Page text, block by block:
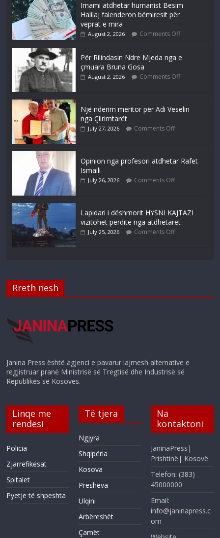
Imami atdhetar humanist Besim
Halilaj falenderon bëmiresit për
veprat e mira
August 2, 2026 Comments Off
Për Rilindasin Ndre Mjeda nga e
çmuara Bruna Gosa
August 2, 2026 Comments Off
Një nderim meritor për Adi Veselin
nga Çlirimtarët
July 27, 2026 Comments Off
Opinion nga profesori atdhetar Rafet
Ismaili
July 26, 2026 Comments Off
Lapidari i dëshmorit HYSNI KAJTAZI
vizitohet përditë nga atdhetaret
July 25, 2026 Comments Off
Rreth nesh
Janina Press është agjenci e pavarur lajmesh alternative e
regjistruar pranë Ministrisë së Tregtisë dhe Industrisë së
Republikës së Kosovës.
Linqe me
rëndësi
Policia
Zjarrëfikësat
Spitalet
Pyetje të shpeshta
Të tjera
Ngjyra
Shqipëria
Kosova
Presheva
Ulqini
Arbëreshët
Çamët
Na
kontaktoni
JaninaPress|
Prishtinë| Kosovë
Telefon: (383)
45000000
Email:
info@janinapress.c
om